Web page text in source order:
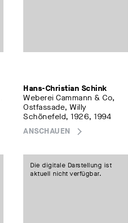
Hans-Christian Schink
Weberei Cammann & Co,
Ostfassade, Willy
Schönefeld, 1926, 1994
ANSCHAUEN
Die digitale Darstellung ist
aktuell nicht verfügbar.